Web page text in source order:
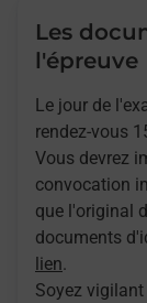
Les
l'épreuve
Le jour de
rendez-vous
Vous devrez
convocation
que l'original
documents
lien.
Soyez